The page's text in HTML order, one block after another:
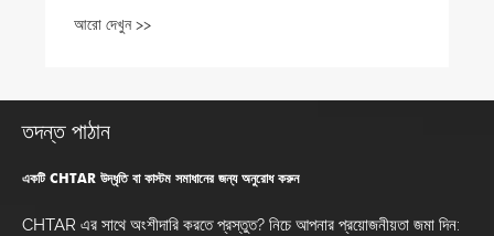
তদন্ত পাঠান
একটি CHTAR উদ্ধৃতি বা কাস্টম সমাধানের জন্য অনুরোধ করুন
CHTAR এর সাথে অংশীদারি করতে প্রস্তুত? নিচে আপনার প্রয়োজনীয়তা জমা দিন: